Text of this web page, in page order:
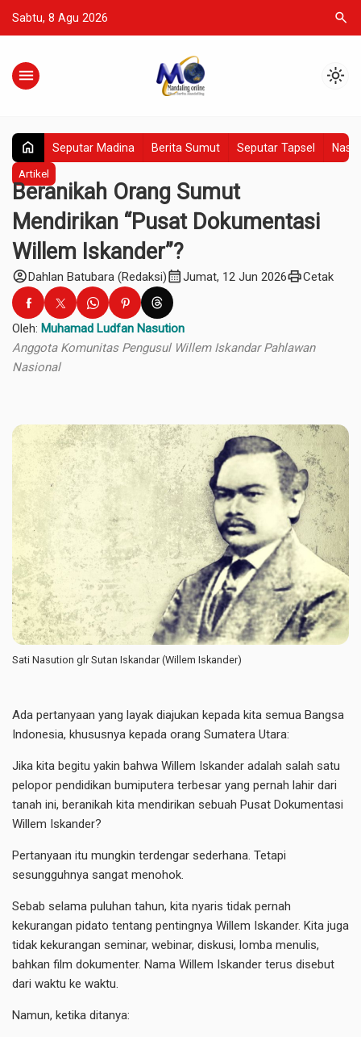
Sabtu, 8 Agu 2026 search
menu light_mode
home Seputar Madina Berita Sumut Seputar Tapsel
Artikel
Beranikah Orang Sumut
Mendirikan “Pusat Dokumentasi
Willem Iskander”?
account_circleDahlan Batubara (Redaksi)calendar_monthJumat, 12 Jun 2026printCetak
Oleh: Muhamad Ludfan Nasution
Anggota Komunitas Pengusul Willem Iskandar Pahlawan
Nasional
Sati Nasution glr Sutan Iskandar (Willem Iskander)
Ada pertanyaan yang layak diajukan kepada kita semua Bangsa
Indonesia, khususnya kepada orang Sumatera Utara:
Jika kita begitu yakin bahwa Willem Iskander adalah salah satu
pelopor pendidikan bumiputera terbesar yang pernah lahir dari
tanah ini, beranikah kita mendirikan sebuah Pusat Dokumentasi
Willem Iskander?
Pertanyaan itu mungkin terdengar sederhana. Tetapi
sesungguhnya sangat menohok.
Sebab selama puluhan tahun, kita nyaris tidak pernah
kekurangan pidato tentang pentingnya Willem Iskander. Kita juga
tidak kekurangan seminar, webinar, diskusi, lomba menulis,
bahkan film dokumenter. Nama Willem Iskander terus disebut
dari waktu ke waktu.
Namun, ketika ditanya: